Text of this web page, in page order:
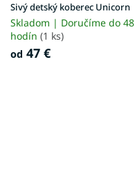
Sivý detský koberec Unicorn
Skladom | Doručíme do 48
hodín (1 ks)
od 47 €